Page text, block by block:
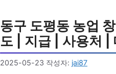
동구 도평동 농업
도 | 지급 | 사용처 |
2025-05-23 작성자: jai87